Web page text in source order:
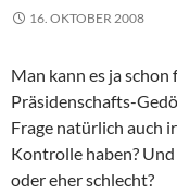
16. OKTOBER 2008
Man kann es ja
Präsidenschafts-
Frage natürlich auch
Kontrolle haben?
oder eher schlecht?